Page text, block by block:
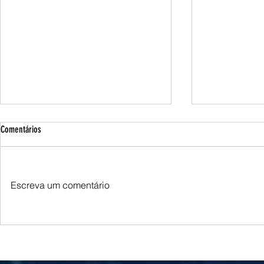
Comentários
Escreva um comentário